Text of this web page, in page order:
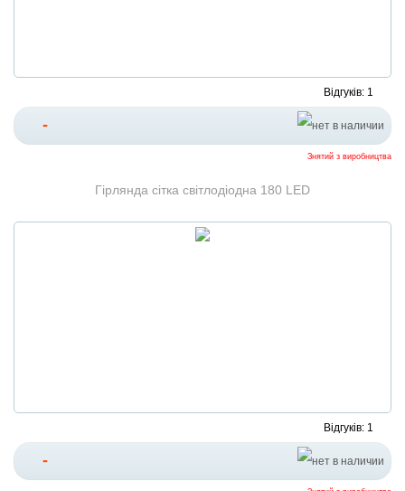
Відгуків: 1
-
Знятий з виробництва
Гірлянда сітка світлодіодна 180 LED
Відгуків: 1
-